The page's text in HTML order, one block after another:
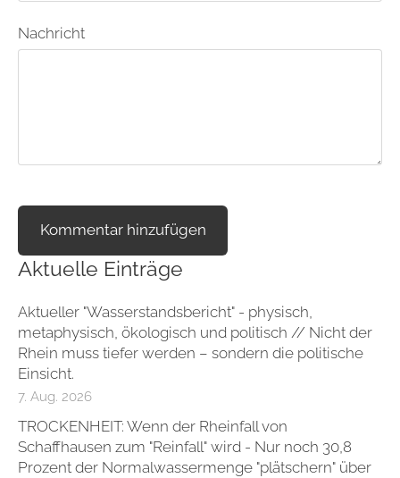
Aktuelle Einträge
Aktueller "Wasserstandsbericht" - physisch,
metaphysisch, ökologisch und politisch // Nicht der
Rhein muss tiefer werden – sondern die politische
Einsicht.
7. Aug. 2026
TROCKENHEIT: Wenn der Rheinfall von
Schaffhausen zum "Reinfall" wird - Nur noch 30,8
Prozent der Normalwassermenge "plätschern" über
Nachricht